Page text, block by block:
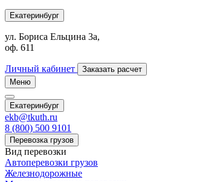
Екатеринбург
ул. Бориса Ельцина 3а,
оф. 611
Личный кабинет
Заказать расчет
Меню
Екатеринбург
ekb@tkuth.ru
8 (800) 500 9101
Перевозка грузов
Вид перевозки
Автоперевозки грузов
Железнодорожные